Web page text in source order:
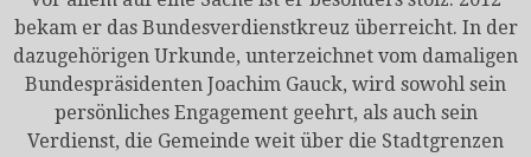
bekam er das Bundesverdienstkreuz überreicht. In der
dazugehörigen Urkunde, unterzeichnet vom damaligen
Bundespräsidenten Joachim Gauck, wird sowohl sein
persönliches Engagement geehrt, als auch sein
Verdienst, die Gemeinde weit über die Stadtgrenzen